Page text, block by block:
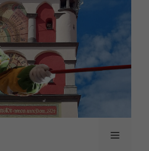
Menü